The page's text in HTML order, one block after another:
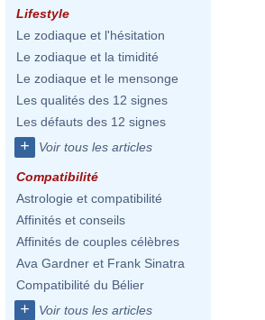
Lifestyle
Le zodiaque et l'hésitation
Le zodiaque et la timidité
Le zodiaque et le mensonge
Les qualités des 12 signes
Les défauts des 12 signes
+ Voir tous les articles
Compatibilité
Astrologie et compatibilité
Affinités et conseils
Affinités de couples célèbres
Ava Gardner et Frank Sinatra
Compatibilité du Bélier
+ Voir tous les articles